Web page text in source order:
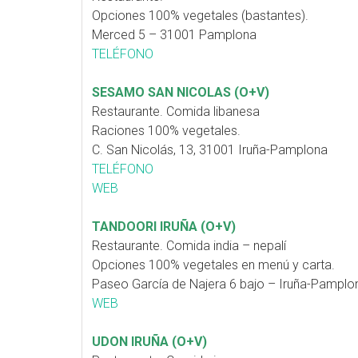
Opciones 100% vegetales (bastantes).
Merced 5 – 31001 Pamplona
TELÉFONO
SESAMO SAN NICOLAS (O+V)
Restaurante. Comida libanesa
Raciones 100% vegetales.
C. San Nicolás, 13, 31001 Iruña-Pamplona
TELÉFONO
WEB
TANDOORI IRUÑA (O+V)
Restaurante. Comida india – nepalí
Opciones 100% vegetales en menú y carta.
Paseo García de Najera 6 bajo – Iruña-
WEB
UDON IRUÑA (O+V)